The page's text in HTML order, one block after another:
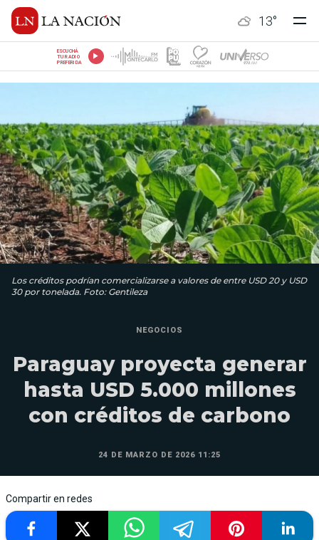
13°
ESCUCHÁ
TU RADIO
PREFERIDA
Los créditos podrían comercializarse a valores de entre USD 20 y USD
30 por tonelada. Foto: Gentileza
NEGOCIOS
Paraguay proyecta generar
hasta USD 5.000 millones
con créditos de carbono
24 DE MARZO DE 2026 11:25
Compartir en redes